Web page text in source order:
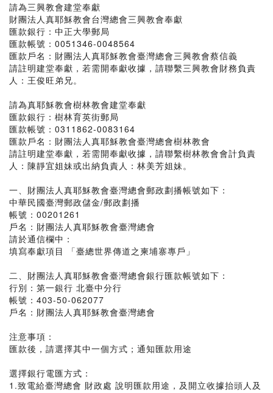
請為三興教會建堂奉獻
財團法人真耶穌教會台灣總會三興教會奉獻
匯款銀行：中正大學郵局
匯款帳號：0051346-0048564
匯款戶名：財團法人真耶穌教會臺灣總會三興教會蔡信義
請註明建堂奉獻，若需開奉獻收據，請聯繫三興教會財務負責
人：王俊旺弟兄。
請為真耶穌教會樹林教會建堂奉獻
匯款銀行：樹林育英街郵局
匯款帳號：0311862-0083164
匯款戶名：財團法人真耶穌教會臺灣總會樹林教會
請註明建堂奉獻，若需開奉獻收據，請聯繫樹林教會會計負責
人：陳靜宜姐妹或出納負責人：林美芳姐妹。
一、財團法人真耶穌教會臺灣總會郵政劃播帳號如下：
中華民國臺灣郵政儲金/郵政劃播
帳號：00201261
戶名：財團法人真耶穌教會臺灣總會
請於通信欄中：
填寫奉獻項目 「臺總世界傳道之柬埔寨專戶」
二、財團法人真耶穌教會臺灣總會銀行匯款帳號如下：
行別：第一銀行 北臺中分行
帳號：403-50-062077
戶名：財團法人真耶穌教會臺灣總會
注意事項：
匯款後，請選擇其中一個方式；通知匯款用途
選擇銀行電匯方式：
1.致電給臺灣總會 財政處 說明匯款用途，及開立收據抬頭人及